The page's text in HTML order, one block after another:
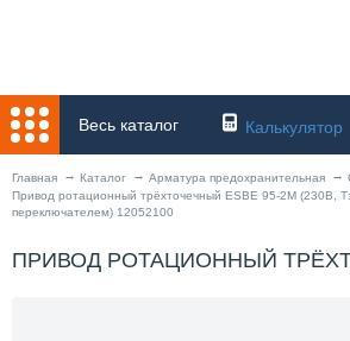
Весь каталог Калькулятор
Главная Каталог Арматура предохранительная
Привод ротационный трёхточечный ESBE 95-2М (230В,
переключателем) 12052100
ПРИВОД РОТАЦИОННЫЙ